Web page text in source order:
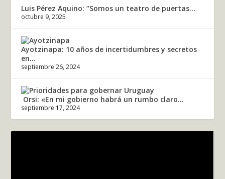
Luis Pérez Aquino: “Somos un teatro de puertas...
octubre 9, 2025
Ayotzinapa: 10 años de incertidumbres y secretos
en...
septiembre 26, 2024
Orsi: «En mi gobierno habrá un rumbo claro...
septiembre 17, 2024